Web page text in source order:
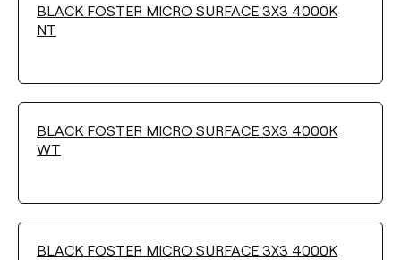
BLACK FOSTER MICRO SURFACE 3X3 4000K
NT
BLACK FOSTER MICRO SURFACE 3X3 4000K
WT
BLACK FOSTER MICRO SURFACE 3X3 4000K